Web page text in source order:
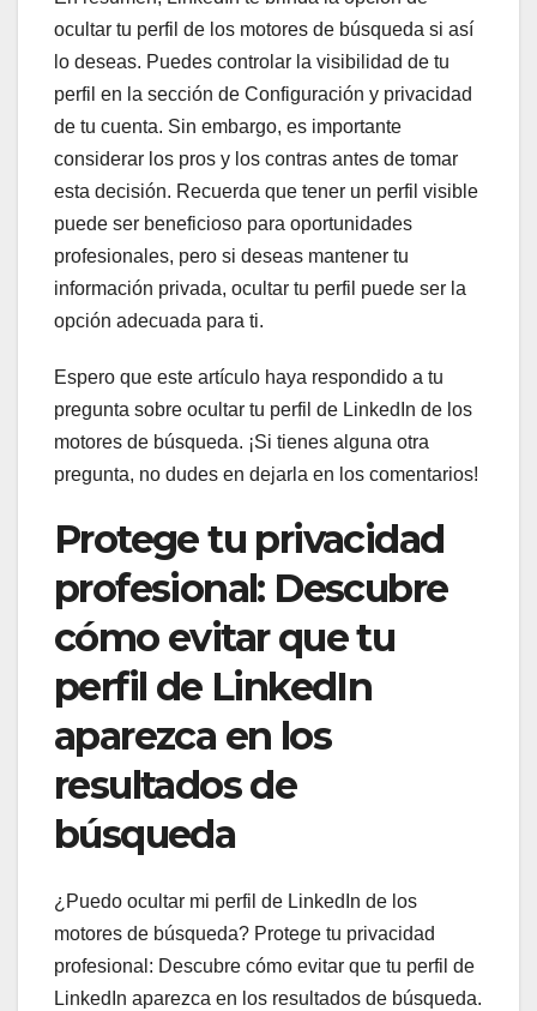
ocultar tu perfil de los motores de búsqueda si así
lo deseas. Puedes controlar la visibilidad de tu
perfil en la sección de Configuración y privacidad
de tu cuenta. Sin embargo, es importante
considerar los pros y los contras antes de tomar
esta decisión. Recuerda que tener un perfil visible
puede ser beneficioso para oportunidades
profesionales, pero si deseas mantener tu
información privada, ocultar tu perfil puede ser la
opción adecuada para ti.
Espero que este artículo haya respondido a tu
pregunta sobre ocultar tu perfil de LinkedIn de los
motores de búsqueda. ¡Si tienes alguna otra
pregunta, no dudes en dejarla en los comentarios!
Protege tu privacidad
profesional: Descubre
cómo evitar que tu
perfil de LinkedIn
aparezca en los
resultados de
búsqueda
¿Puedo ocultar mi perfil de LinkedIn de los
motores de búsqueda? Protege tu privacidad
profesional: Descubre cómo evitar que tu perfil de
LinkedIn aparezca en los resultados de búsqueda.